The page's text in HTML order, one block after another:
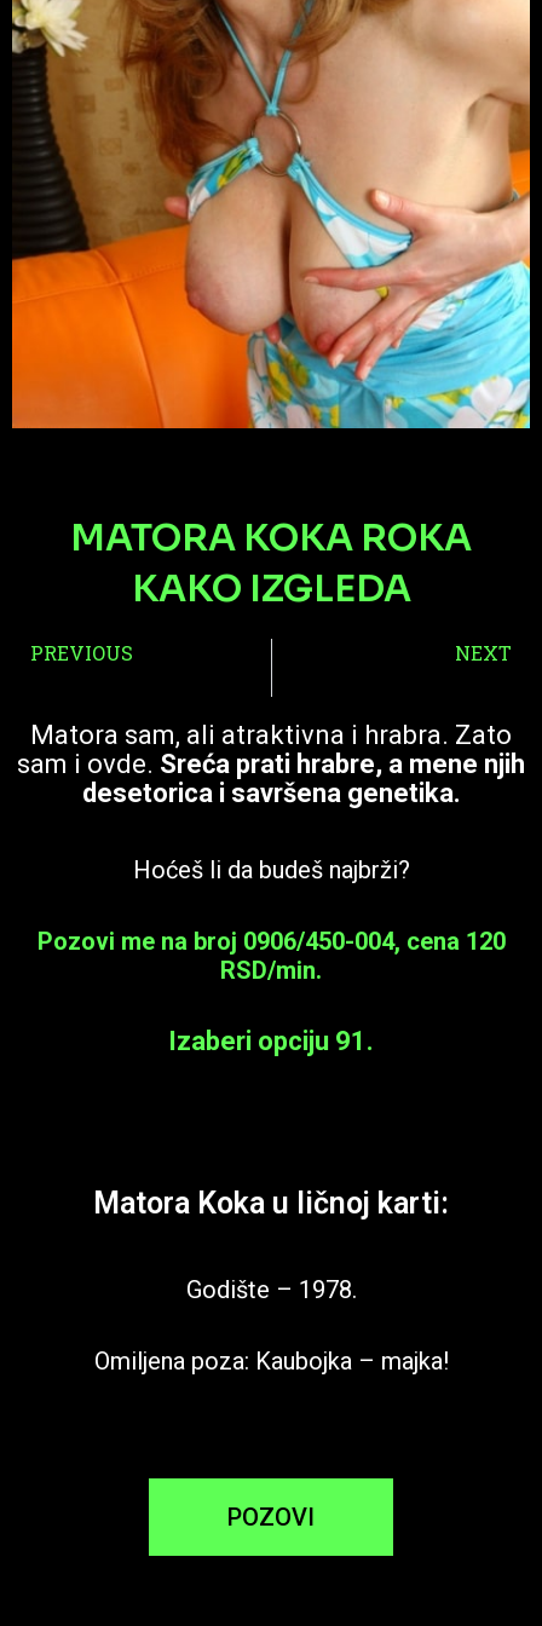
MATORA KOKA ROKA
KAKO IZGLEDA
Prev
PREVIOUS NEXT
Matora sam, ali atraktivna i hrabra. Zato
sam i ovde. Sreća prati hrabre, a mene njih
desetorica i savršena genetika.
Hoćeš li da budeš najbrži?
Pozovi me na broj 0906/450-004, cena 120
RSD/min.
Izaberi opciju 91.
Matora Koka u ličnoj karti:
Godište – 1978.
Omiljena poza: Kaubojka – majka!
POZOVI